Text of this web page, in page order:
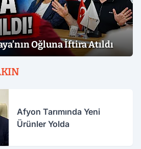
Oğluna İftira Atıldı
Afyon Tarımında Yeni
Ürünler Yolda